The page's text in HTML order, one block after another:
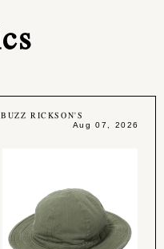
BUZZ RICKSON'S
Aug 07, 2026